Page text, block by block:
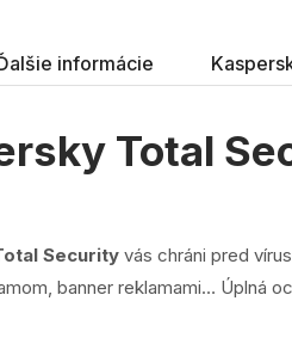
informácie
Total
Security vás chráni pred
banner reklamami… Úplná